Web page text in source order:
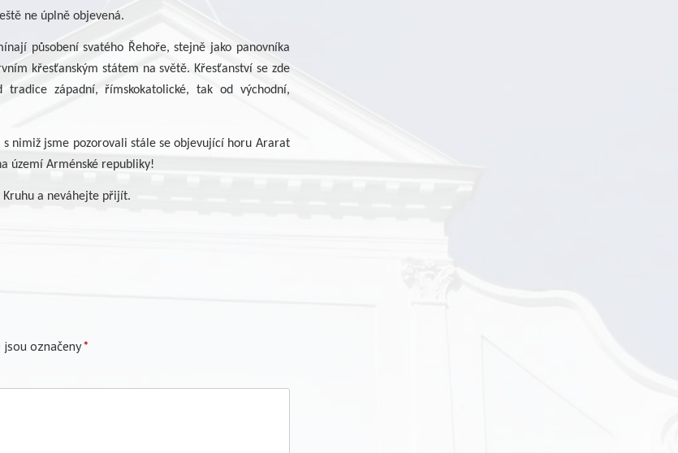
ne úplně objevená.
působení svatého Řehoře, stejně jako panovníka
křesťanským státem na světě. Křesťanství se zde
západní, římskokatolické, tak od východní,
nimiž jsme pozorovali stále se objevující horu Ararat
území Arménské republiky!
a neváhejte přijít.
označeny*